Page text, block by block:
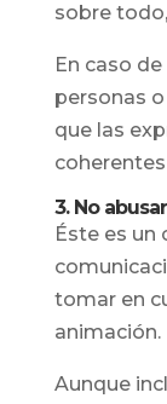
sobre
En caso
personas
que las
3. No
Éste es un
tomar en
animación.
Aunque